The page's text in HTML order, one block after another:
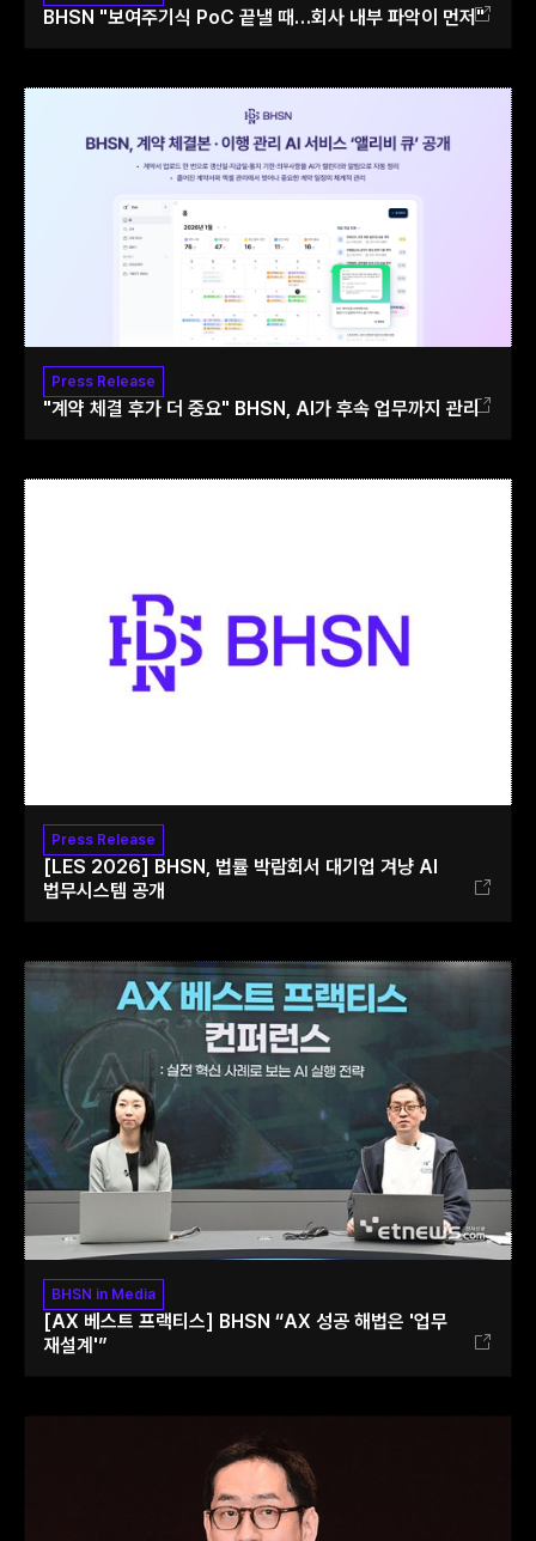
BHSN "보여주기식 PoC 끝낼 때…회사 내부 파악이 먼저"
Press Release
"계약 체결 후가 더 중요" BHSN, AI가 후속 업무까지 관리
Press Release
[LES 2026] BHSN, 법률 박람회서 대기업 겨냥 AI
법무시스템 공개
BHSN in Media
[AX 베스트 프랙티스] BHSN “AX 성공 해법은 '업무
재설계'”